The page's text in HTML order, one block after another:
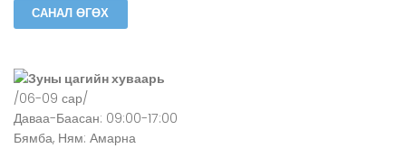
Зуны цагийн хуваарь
/06-09 сар/
Даваа-Баасан: 09:00-17:00
Бямба, Ням: Амарна